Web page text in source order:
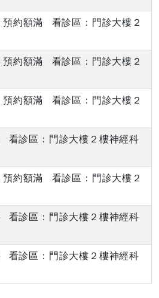
約額滿 看診區：門診大樓２
約額滿 看診區：門診大樓２
約額滿 看診區：門診大樓２
診區：門診大樓２樓神經科
約額滿 看診區：門診大樓２
診區：門診大樓２樓神經科
診區：門診大樓２樓神經科